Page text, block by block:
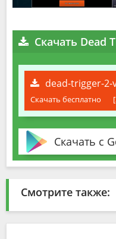
Скачать Dead
dead-trigger-2-
Скачать бесплатно
Скачать с
Смотрите также: